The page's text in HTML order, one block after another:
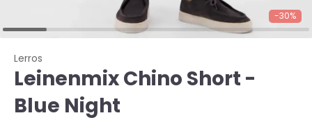
-30%
Lerros
Leinenmix Chino Short -
Blue Night